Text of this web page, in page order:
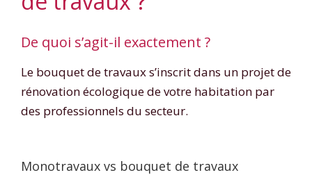
De quoi s’agit-il exactement ?
Le bouquet de travaux s’inscrit dans un projet de
rénovation écologique de votre habitation par
des professionnels du secteur.
Monotravaux vs bouquet de travaux